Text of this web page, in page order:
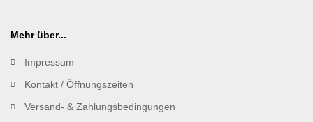
Mehr über...
Impressum
Kontakt / Öffnungszeiten
Versand- & Zahlungsbedingungen